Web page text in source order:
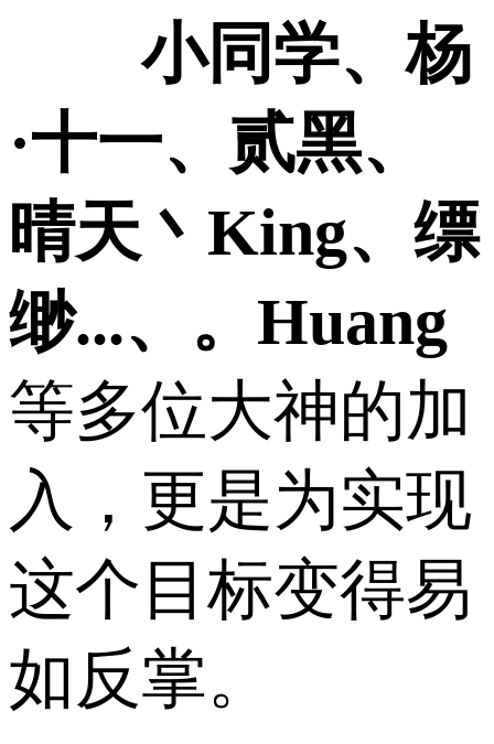
小同学、杨
·十一、贰黑、
晴天丶King、缥
缈...、。Huang
等多位大神的加
入，更是为实现
这个目标变得易
如反掌。